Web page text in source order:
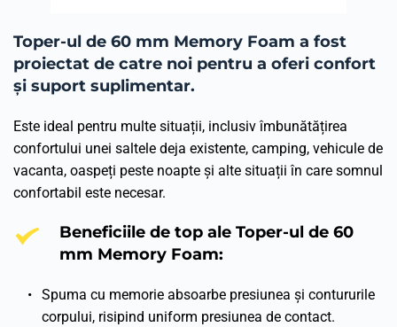
Toper-ul de 60 mm Memory Foam a fost
proiectat de catre noi pentru a oferi confort
și suport suplimentar.
Este ideal pentru multe situații, inclusiv îmbunătățirea
confortului unei saltele deja existente, camping, vehicule de
vacanta, oaspeți peste noapte și alte situații în care somnul
confortabil este necesar.
Beneficiile de top ale Toper-ul de 60
mm Memory Foam:
Spuma cu memorie absoarbe presiunea și contururile
corpului, risipind uniform presiunea de contact.